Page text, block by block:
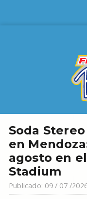
Soda
en
agosto en
Stadium
Publicado: 09 / 07 /